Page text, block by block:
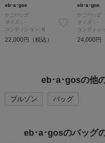
eb･a･gos
かごバッグ
サイズ：-
コンディション: B
22,000円（税込）
eb･a･gos
かごバッグ
サイズ：-
コンディシ
24,000円
eb･a･gosの他
ブルゾン バッグ
eb･a･gosのバッグ